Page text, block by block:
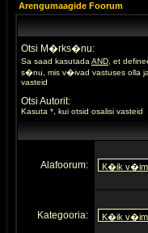
Arengumaagide Foorum
Otsi M�rks�nu:
Sa saad kasutada AND , et
s�nu, mis v�ivad vastuses olla ja
vasteid
Otsi Autorit:
Kasuta *, kui otsid osalisi vasteid
Alafoorum:
Kategooria: